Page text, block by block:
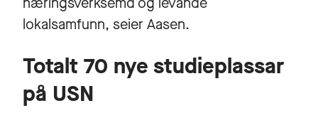
lokalsamfunn, seier Aasen.
Totalt 70 nye studieplassar
på USN